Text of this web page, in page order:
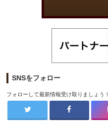
SNSをフォロー
フォローして最新情報受け取りましょう！